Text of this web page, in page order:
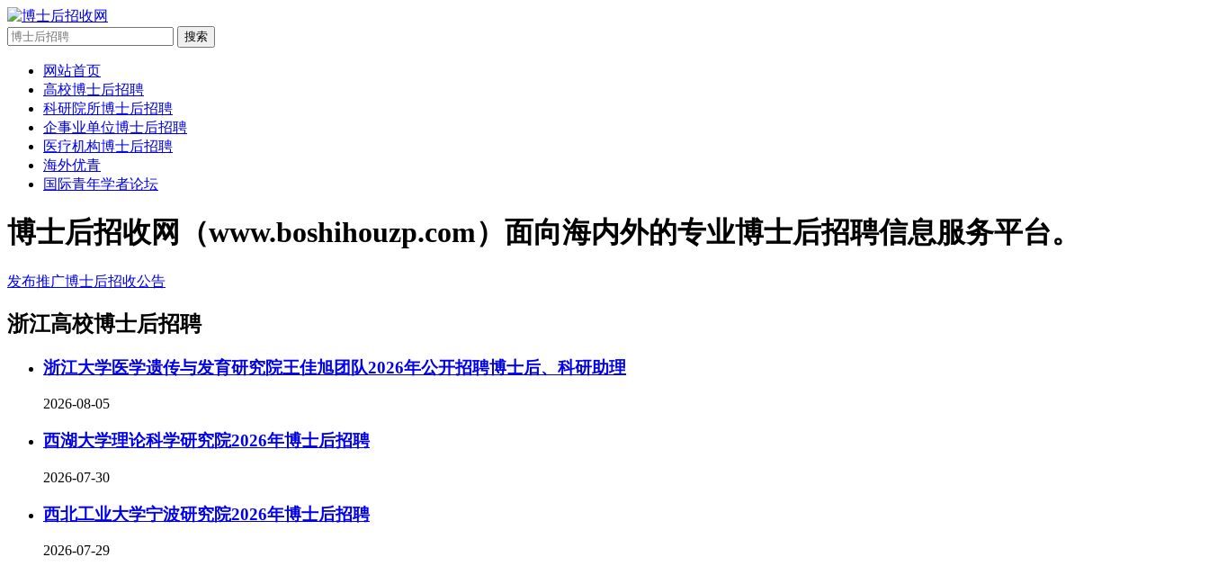
搜索
网站首页
高校博士后招聘
科研院所博士后招聘
企事业单位博士后招聘
医疗机构博士后招聘
海外优青
国际青年学者论坛
博士后招收网（www.boshihouzp.com）面向海内外的专业博士后招聘信息服务平台。
发布推广博士后招收公告
‌‌浙江高校博士后招聘
浙江大学医学遗传与发育研究院王佳旭团队2026年公开招聘博士后、科研助理
2026-08-05
西湖大学理论科学研究院2026年博士后招聘
2026-07-30
西北工业大学宁波研究院2026年博士后招聘
2026-07-29